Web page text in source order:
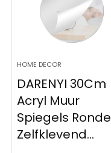
HOME DECOR
DARENYI 30Cm
Acryl Muur
Spiegels Ronde
Zelfklevend...